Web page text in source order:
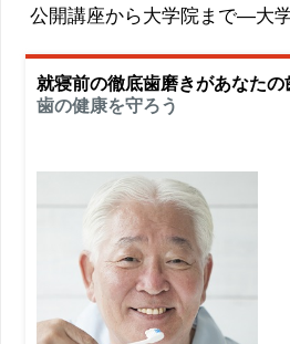
公開講座から大学院まで―大
就寝前の徹底歯磨きがあなた
歯の健康を守ろう